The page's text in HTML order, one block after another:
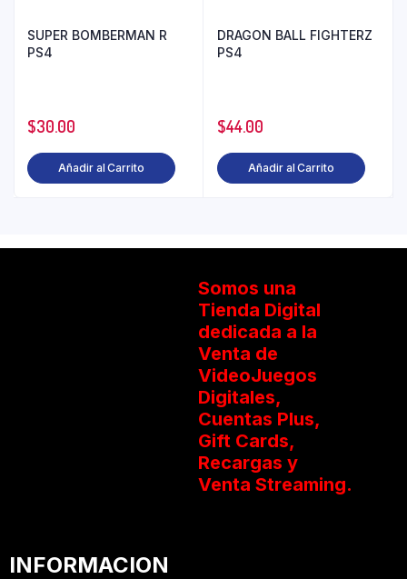
SUPER BOMBERMAN R
PS4
$30.00
Añadir al Carrito
DRAGON BALL FIGHTERZ
PS4
$44.00
Añadir al Carrito
Somos una
Tienda Digital
dedicada a la
Venta de
VideoJuegos
Digitales,
Cuentas Plus,
Gift Cards,
Recargas y
Venta Streaming.
INFORMACION